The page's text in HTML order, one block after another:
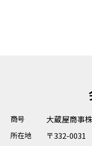
商号 大蔵屋商事
所在地 〒332-0031